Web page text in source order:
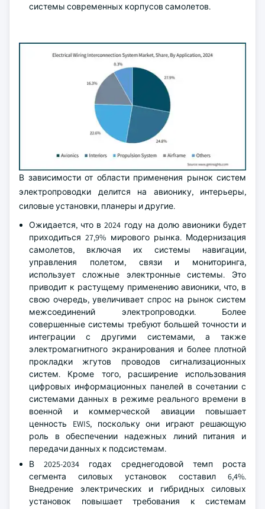
системы современных корпусов самолетов.
В зависимости от области применения рынок систем
электропроводки делится на авионику, интерьеры,
силовые установки, планеры и другие.
Ожидается, что в 2024 году на долю авионики будет
приходиться 27,9% мирового рынка. Модернизация
самолетов, включая их системы навигации,
управления полетом, связи и мониторинга,
использует сложные электронные системы. Это
приводит к растущему применению авионики, что, в
свою очередь, увеличивает спрос на рынок систем
межсоединений электропроводки. Более
совершенные системы требуют большей точности и
интеграции с другими системами, а также
электромагнитного экранирования и более плотной
прокладки жгутов проводов сигнализационных
систем. Кроме того, расширение использования
цифровых информационных панелей в сочетании с
системами данных в режиме реального времени в
военной и коммерческой авиации повышает
ценность EWIS, поскольку они играют решающую
роль в обеспечении надежных линий питания и
передачи данных к подсистемам.
В 2025-2034 годах среднегодовой темп роста
сегмента силовых установок составил 6,4%.
Внедрение электрических и гибридных силовых
установок повышает требования к системам